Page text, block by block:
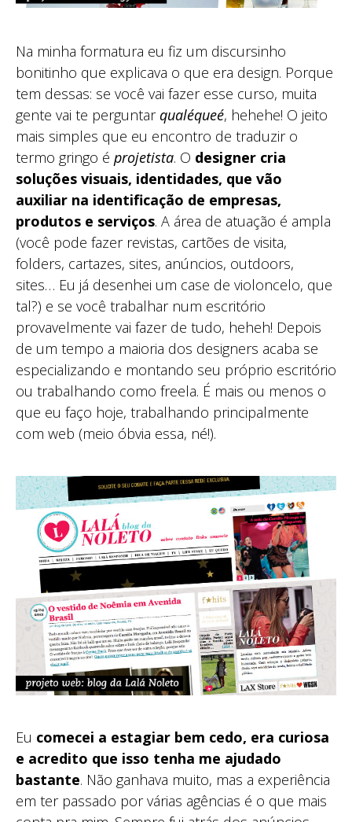
Na minha formatura eu fiz um discursinho
bonitinho que explicava o que era design. Porque
tem dessas: se você vai fazer esse curso, muita
gente vai te perguntarqualéqueé, hehehe! O jeito
mais simples que eu encontro de traduzir o
termo gringo é projetista. O designer cria
soluções visuais, identidades, que vão
auxiliar na identificação de empresas,
produtos e serviços. A área de atuação é ampla
(você pode fazer revistas, cartões de visita,
folders, cartazes, sites, anúncios, outdoors,
sites… Eu já desenhei um case de violoncelo, que
tal?) e se você trabalhar num escritório
provavelmente vai fazer de tudo, heheh! Depois
de um tempo a maioria dos designers acaba se
especializando e montando seu próprio escritório
ou trabalhando como freela. É mais ou menos o
que eu faço hoje, trabalhando principalmente
com web (meio óbvia essa, né!).
Eu comecei a estagiar bem cedo, era curiosa
e acredito que isso tenha me ajudado
bastante. Não ganhava muito, mas a experiência
em ter passado por várias agências é o que mais